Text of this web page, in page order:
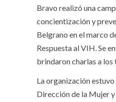
Bravo realizó una
concientización y
Belgrano en el marco
Respuesta al VIH. Se
brindaron charlas a los
La organización
Dirección de la Mujer